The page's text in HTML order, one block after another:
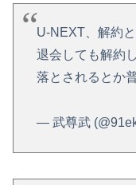
U-NEXT、解約
退会しても解約
落とされるとか
— 武尊武